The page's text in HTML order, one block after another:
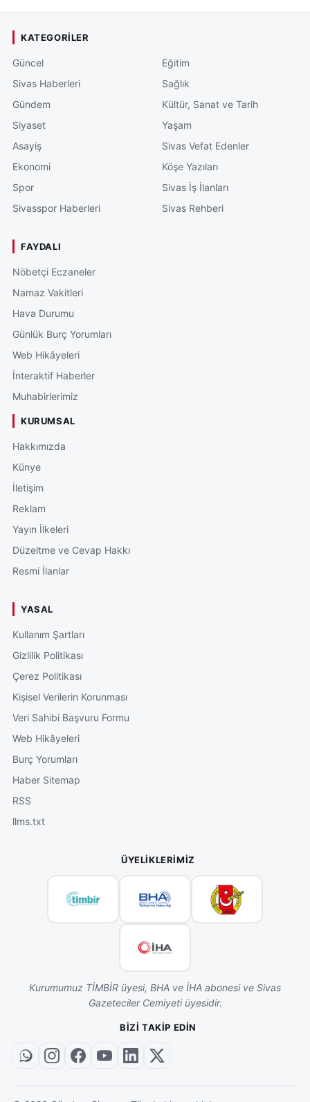
KATEGORILER
Güncel
Sivas Haberleri
Gündem
Siyaset
Asayiş
Ekonomi
Spor
Sivasspor Haberleri
Eğitim
Sağlık
Kültür, Sanat ve Tarih
Yaşam
Sivas Vefat Edenler
Köşe Yazıları
Sivas İş İlanları
Sivas Rehberi
FAYDALI
Nöbetçi Eczaneler
Namaz Vakitleri
Hava Durumu
Günlük Burç Yorumları
Web Hikâyeleri
İnteraktif Haberler
Muhabirlerimiz
KURUMSAL
Hakkımızda
Künye
İletişim
Reklam
Yayın İlkeleri
Düzeltme ve Cevap Hakkı
Resmi İlanlar
YASAL
Kullanım Şartları
Gizlilik Politikası
Çerez Politikası
Kişisel Verilerin Korunması
Veri Sahibi Başvuru Formu
Web Hikâyeleri
Burç Yorumları
Haber Sitemap
RSS
llms.txt
ÜYELIKLERIMIZ
Kurumumuz TİMBİR üyesi, BHA ve İHA abonesi ve Sivas
Gazeteciler Cemiyeti üyesidir.
BIZI TAKIP EDIN